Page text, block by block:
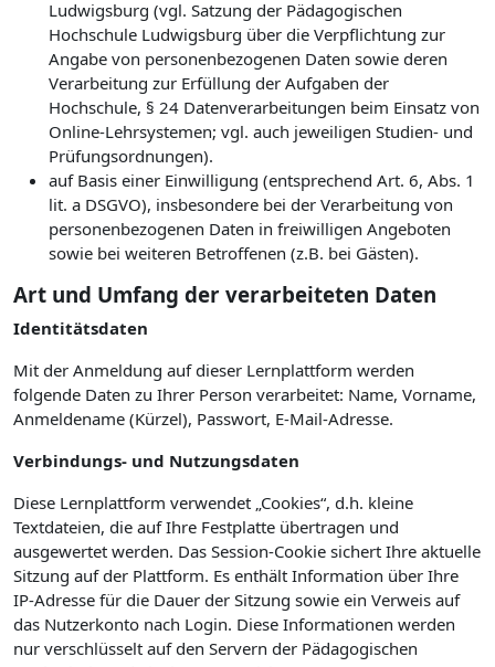
Ludwigsburg (vgl. Satzung der Pädagogischen
Hochschule Ludwigsburg über die Verpflichtung zur
Angabe von personenbezogenen Daten sowie deren
Verarbeitung zur Erfüllung der Aufgaben der
Hochschule, § 24 Datenverarbeitungen beim Einsatz von
Online-Lehrsystemen; vgl. auch jeweiligen Studien- und
Prüfungsordnungen).
auf Basis einer Einwilligung (entsprechend Art. 6, Abs. 1
lit. a DSGVO), insbesondere bei der Verarbeitung von
personenbezogenen Daten in freiwilligen Angeboten
sowie bei weiteren Betroffenen (z.B. bei Gästen).
Art und Umfang der verarbeiteten Daten
Identitätsdaten
Mit der Anmeldung auf dieser Lernplattform werden
folgende Daten zu Ihrer Person verarbeitet: Name, Vorname,
Anmeldename (Kürzel), Passwort, E-Mail-Adresse.
Verbindungs- und Nutzungsdaten
Diese Lernplattform verwendet „Cookies“, d.h. kleine
Textdateien, die auf Ihre Festplatte übertragen und
ausgewertet werden. Das Session-Cookie sichert Ihre aktuelle
Sitzung auf der Plattform. Es enthält Information über Ihre
IP-Adresse für die Dauer der Sitzung sowie ein Verweis auf
das Nutzerkonto nach Login. Diese Informationen werden
nur verschlüsselt auf den Servern der Pädagogischen